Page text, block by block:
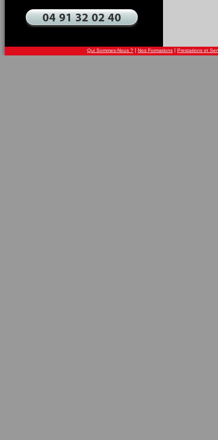
Qui Sommes-Nous ? | Nos Formations | Prestations et